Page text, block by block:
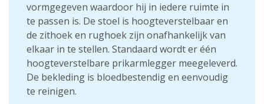
vormgegeven waardoor hij in iedere ruimte in
te passen is. De stoel is hoogteverstelbaar en
de zithoek en rughoek zijn onafhankelijk van
elkaar in te stellen. Standaard wordt er één
hoogteverstelbare prikarmlegger meegeleverd.
De bekleding is bloedbestendig en eenvoudig
te reinigen.